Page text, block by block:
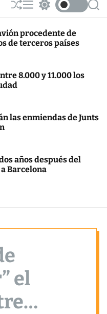
S
h
ff
l
M
e
u
w
t
c
l
d
S
e
procedente de
de terceros países
8.000 y 11.000 los
las enmiendas de Junts
años después del
Barcelona
el